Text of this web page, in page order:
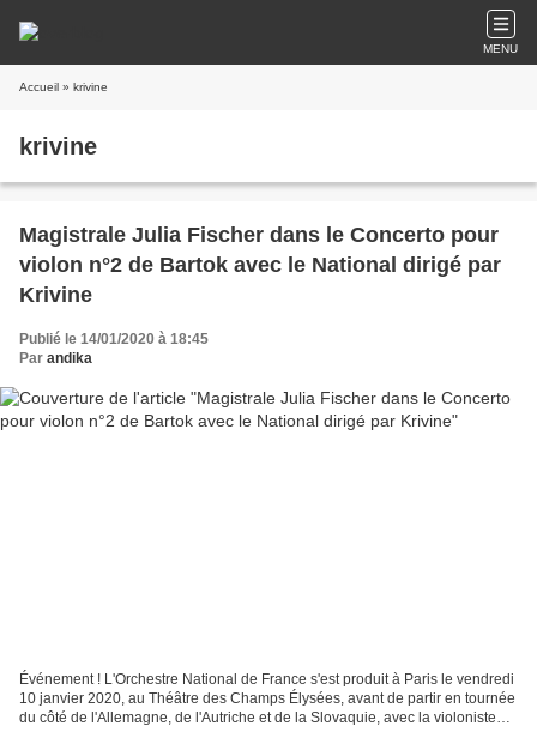
MENU
Accueil » krivine
krivine
Magistrale Julia Fischer dans le Concerto pour
violon n°2 de Bartok avec le National dirigé par
Krivine
Publié le 14/01/2020 à 18:45
Par andika
Événement ! L'Orchestre National de France s'est produit à Paris le vendredi
10 janvier 2020, au Théâtre des Champs Élysées, avant de partir en tournée
du côté de l'Allemagne, de l'Autriche et de la Slovaquie, avec la violoniste